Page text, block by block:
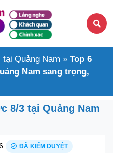
Quảng Nam » Top 6
Nam sang trọng,
8/3 tại Quảng Nam
ĐÃ KIỂM DUYỆT